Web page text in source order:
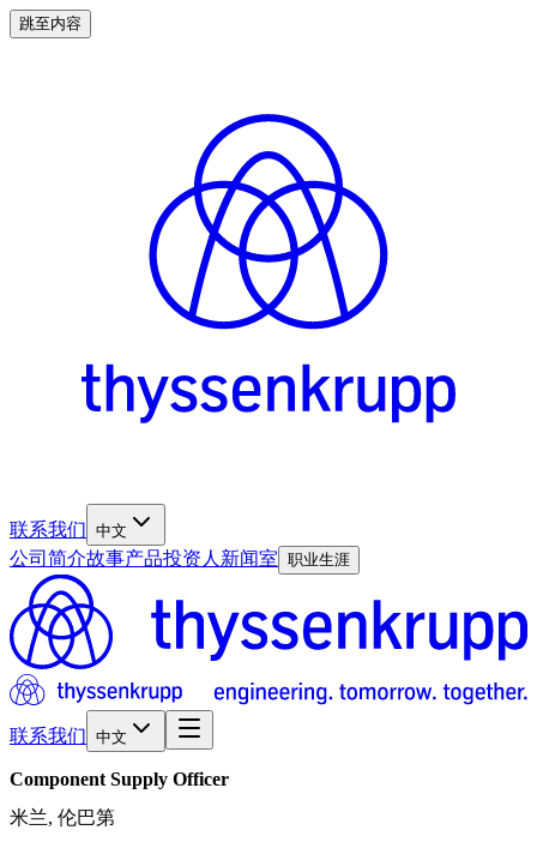
跳至内容
联系我们 中文
公司简介故事产品投资人 新闻室 职业生涯
联系我们 中文
Component Supply Officer
米兰, 伦巴第